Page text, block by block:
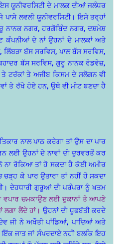
ਯੂਨੀਵਰਸਿਟੀ ਦੇ ਮਾਲਕ ਦੀਆਂ ਜਲੰਧਰ
ਲਵਲੀ ਯੂਨੀਵਰਸਿਟੀ। ਇਸੇ ਤਰ੍ਹਾਂ
ਨਾਨਕ ਨਗਰ, ਹਰਗੋਬਿੰਦ ਨਗਰ, ਦਸ਼ਮੇਸ਼
ਕੰਪਨੀਆਂ ਦੇ ਨਾਂ ਉਹਨਾਂ ਦੇ ਮਾਲਕਾਂ ਅਤੇ
ਬੱਸ ਸਰਵਿਸ, ਪਾਲ ਬੱਸ ਸਰਵਿਸ,
ਬੱਸ ਸਰਵਿਸ, ਗੁਰੂ ਨਾਨਕ ਰੋਡਵੇਜ਼,
ਟਰੱਕਾਂ ਤੇ ਅਜੀਬ ਕਿਸਮ ਦੇ ਸਲੋਗਨ ਵੀ
ਤੇ ਰੱਖੇ ਹੋਏ ਹਨ, ਉਥੇ ਵੀ ਮੀਟ ਬਣਦਾ ਹੈ
ਨਾਲ ਪਾਠ ਕਰੇਗਾ ਤਾਂ ਉਸ ਦਾ ਪਾਰ
ਲਈ ਉਹਨਾਂ ਦੇ ਨਾਵਾਂ ਦੀ ਦੁਰਵਰਤੋਂ ਕਰ
ਨਾ ਰੋਕਿਆ ਤਾਂ ਹੋ ਸਕਦਾ ਹੈ ਕੋਈ ਅਮੀਰ
ਕੇ ਪਾਰ ਉਤਾਰਾ ਤਾਂ ਨਹੀਂ ਹੋ ਸਕਦਾ
ਦੇਹਧਾਰੀ ਗੁਰੂਆਂ ਦੀ ਪਰੰਪਰਾ ਨੂੰ ਖਤਮ
ਚਮਕਾਉਣ ਲਈ ਦੁਕਾਨਾਂ ਤੇ ਆਪਣੇ
ਲੈਂਦੇ ਹਾਂ। ਉਹਨਾਂ ਦੀ ਧੂਫਬੱਤੀ ਕਰਦੇ
ਦੇਵ ਜੀ ਨੇ ਅਖੌਤੀ ਪਾਂਡਿਆਂ, ਪਾਦਿਆਂ ਅਤੇ
ਇੱਕ ਜਾਤ ਜਾਂ ਸੰਪਰਦਾਏ ਨਹੀਂ ਬਲਕਿ ਇਹ